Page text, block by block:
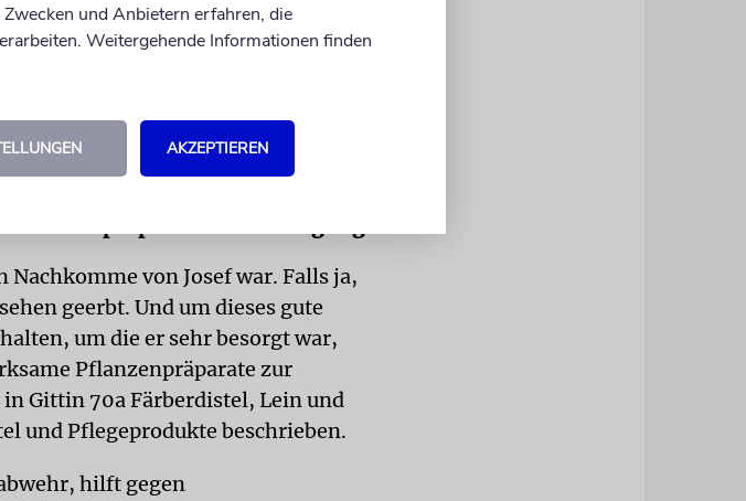
rechte Hand und sage, als
bösen Blick geschützt, denn »ben
Spross ist Josef, ein
Vermutlich vertraute Rabbi
als auf Aberglauben.
von Josef war. Falls ja,
geerbt. Und um dieses gute
um die er sehr besorgt war,
Pflanzenpräparate zur
Gittin 70a Färberdistel, Lein und
und Pflegeprodukte beschrieben.
hilft gegen
und Anbietern erfahren, die
Weitergehende Informationen finden
AKZEPTIEREN